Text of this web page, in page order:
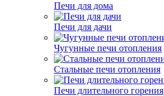
Печи для дома
Печи для дачи
Чугунные печи отопления
Стальные печи отопления
Печи длительного горения